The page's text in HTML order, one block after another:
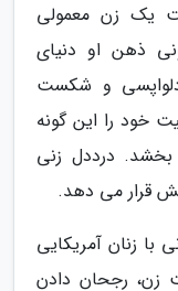
یک زن معمولی
ذهن او دنیای
و شکست
را این گونه
درددل زنی
قرار می دهد.
با زنان آمریکایی
زن، رجحان دادن